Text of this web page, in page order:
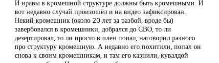
И нравы в кромешной структуре должны быть кромешными. И
вот недавно случай произошёл и на видео зафиксирован.
Некий кромешник (около 20 лет за разбой, вроде бы)
завербовался в кромешники, добрался до СВО, то ли
дезертировал, то ли просто в плен попал, наговорил разного
про структуру кромешную. А недавно его похитили, попал он
снова к своим кромешникам, и там его казнили, кувалдой